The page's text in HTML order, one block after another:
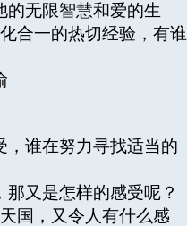
无限智慧和爱的生
合一的热切经验，有谁
谁在努力寻找适当的
又是怎样的感受呢？
国，又令人有什么感